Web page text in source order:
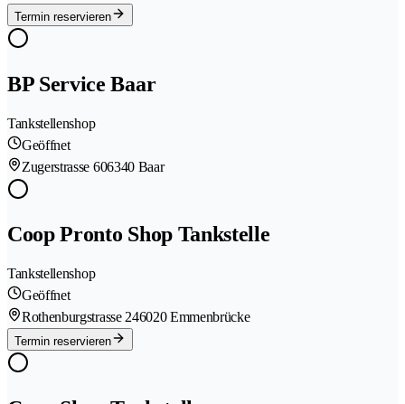
Termin reservieren
BP Service Baar
Tankstellenshop
Geöffnet
Zugerstrasse 606340 Baar
Coop Pronto Shop Tankstelle
Tankstellenshop
Geöffnet
Rothenburgstrasse 246020 Emmenbrücke
Termin reservieren